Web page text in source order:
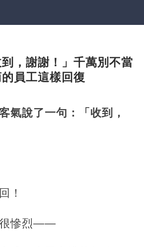
，謝謝！」千萬別不當
員工這樣回復
氣說了一句：「收到，
！
很慘烈——